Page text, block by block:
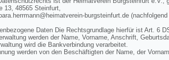
13, 48565 Steinfurt,
burgsteinfurt.de (nachfolgend
Daten Die Rechtsgrundlage hierfür ist Art. 6
werden der Name, Vorname, Anschrift,
wird die Bankverbindung verarbeitet.
werden von den Beschäftigten der Name, der